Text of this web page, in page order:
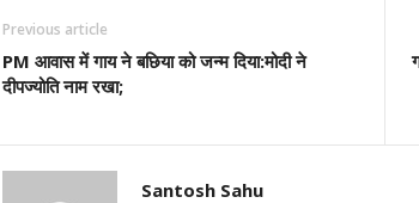
Previous article
PM आवास में गाय ने बछिया को जन्म दिया:मोदी ने
दीपज्योति नाम रखा;
Santosh Sahu